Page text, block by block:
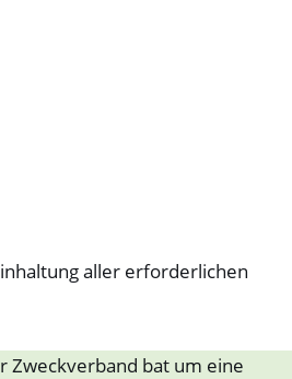
aller erforderlichen
Zweckverband bat um eine